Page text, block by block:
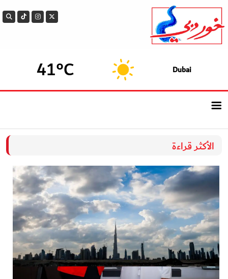
Dubai
41°C
الرئيسيــة
سوالف الدار
بيزنس
في المرمى
وثائقيات الخور
الأكثر قراءة